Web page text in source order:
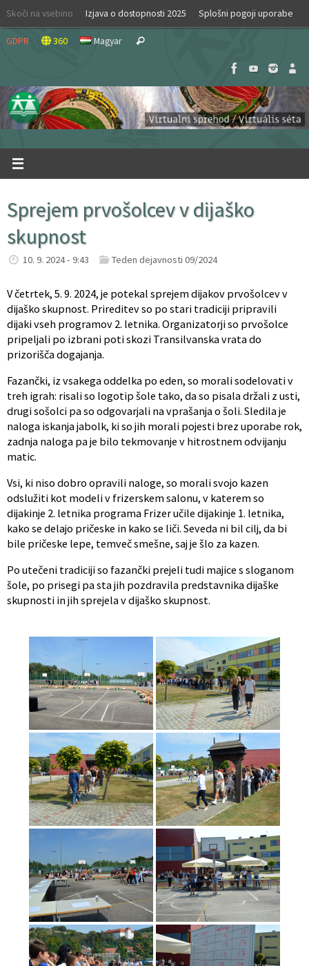
Skip
content
Skoči na vsebino Izjava o dostopnosti 2025 Splošni pogoji uporabe
GDPR 360 Magyar Search
Sprejem prvošolcev v dijaško
skupnost
10. 9. 2024 - 9:43 Teden dejavnosti 09/2024
V četrtek, 5. 9. 2024, je potekal sprejem dijakov prvošolcev v
dijaško skupnost. Prireditev so po stari tradiciji pripravili
dijaki vseh programov 2. letnika. Organizatorji so prvošolce
pripeljali po izbrani poti skozi Transilvanska vrata do
prizorišča dogajanja.
Fazančki, iz vsakega oddelka po eden, so morali sodelovati v
treh igrah: risali so logotip šole tako, da so pisala držali z usti,
drugi sošolci pa so odgovarjali na vprašanja o šoli. Sledila je
naloga iskanja jabolk, ki so jih morali pojesti brez uporabe rok,
zadnja naloga pa je bilo tekmovanje v hitrostnem odvijanju
matic.
Vsi, ki niso dobro opravili naloge, so morali svojo kazen
odslužiti kot modeli v frizerskem salonu, v katerem so
dijakinje 2. letnika programa Frizer učile dijakinje 1. letnika,
kako se delajo pričeske in kako se liči. Seveda ni bil cilj, da bi
bile pričeske lepe, temveč smešne, saj je šlo za kazen.
Po utečeni tradiciji so fazančki prejeli tudi majice s sloganom
šole, po prisegi pa sta jih pozdravila predstavnika dijaške
skupnosti in jih sprejela v dijaško skupnost.